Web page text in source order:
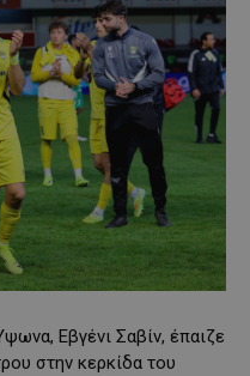
Εβγένι Σαβίν, έπαιζε
στην κερκίδα του